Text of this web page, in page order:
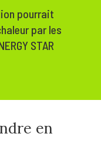
pourrait
par les
STAR
en